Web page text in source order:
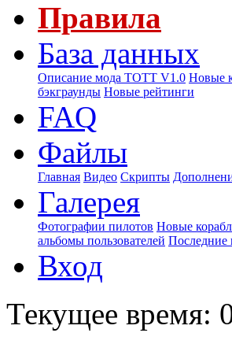
Правила
База данных
Описание мода ТОТТ V1.0 Новые
бэкграунды Новые рейтинги
FAQ
Файлы
Главная Видео Скрипты
Галерея
Фотографии пилотов Новые
альбомы пользователей Последние
Вход
Текущее время: